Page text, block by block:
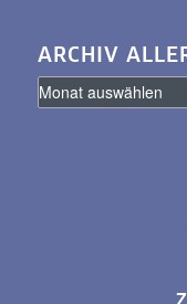
ARCHIV